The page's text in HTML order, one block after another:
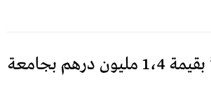
أول “فاب لاب” بقيمة 1،4 مليون درهم بجامعة